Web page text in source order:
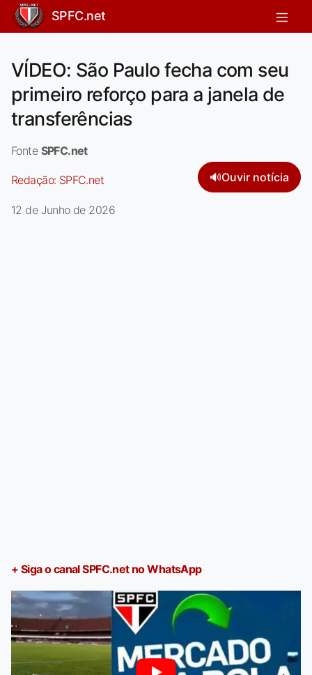
SPFC.net
VÍDEO: São Paulo fecha com seu
primeiro reforço para a janela de
transferências
Fonte SPFC.net
Redação: SPFC.net 🔊Ouvir notícia
12 de Junho de 2026
+ Siga o canal SPFC.net no WhatsApp